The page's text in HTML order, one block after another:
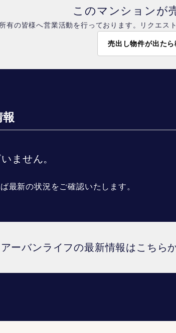
このマンションが
有の皆様へ営業活動を行っております。リクエス
売出し物件が出たら
ません。
最新の状況をご確認いたします。
ーバンライフの最新情報はこちら